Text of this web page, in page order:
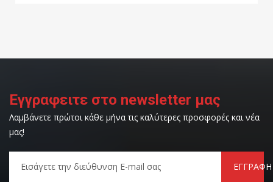
Εγγραφειτε στο newsletter μας
Λαμβάνετε πρώτοι κάθε μήνα τις καλύτερες προσφορές και νέα
μας!
ΕΓΓΡΑΦΗ